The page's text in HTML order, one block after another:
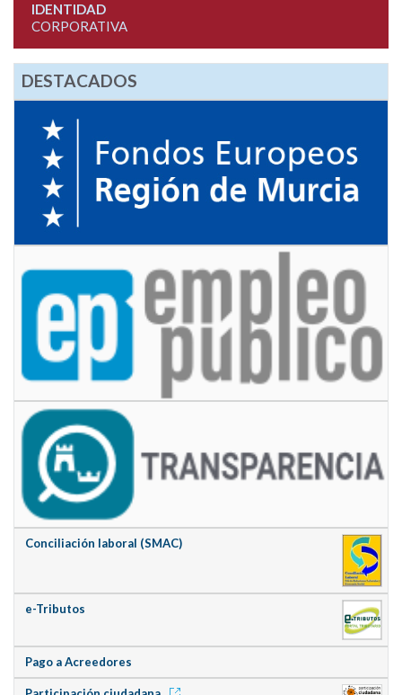
IDENTIDAD
CORPORATIVA
DESTACADOS
Conciliación laboral (SMAC)
e-Tributos
Pago a Acreedores